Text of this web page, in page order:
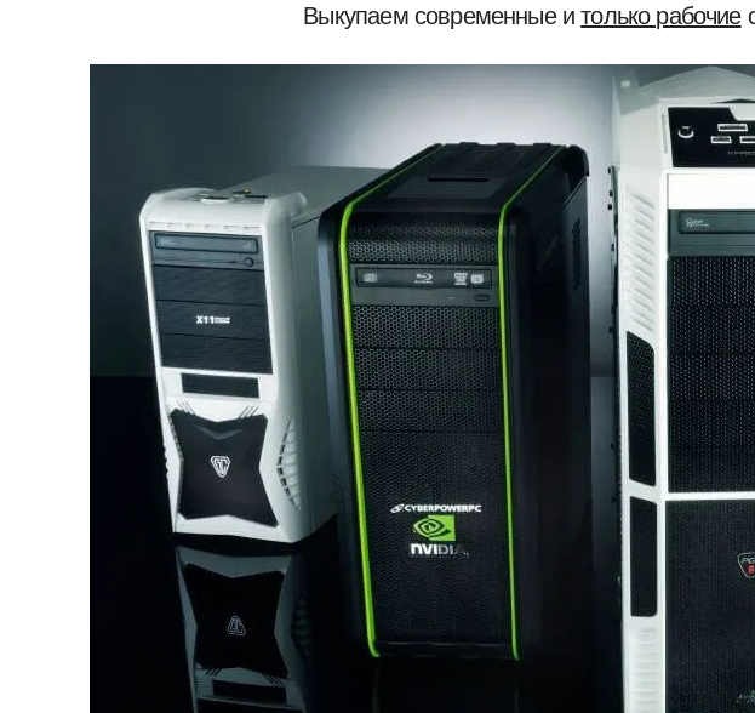
Выкупаем современные итолько рабочие